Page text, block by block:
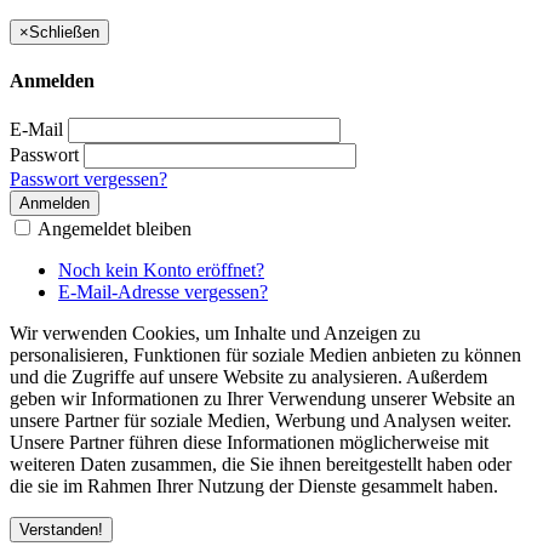
×Schließen
Anmelden
E-Mail
Passwort
Passwort vergessen?
Anmelden
Angemeldet bleiben
Noch kein Konto eröffnet?
E-Mail-Adresse vergessen?
Wir verwenden Cookies, um Inhalte und Anzeigen zu
personalisieren, Funktionen für soziale Medien anbieten zu können
und die Zugriffe auf unsere Website zu analysieren. Außerdem
geben wir Informationen zu Ihrer Verwendung unserer Website an
unsere Partner für soziale Medien, Werbung und Analysen weiter.
Unsere Partner führen diese Informationen möglicherweise mit
weiteren Daten zusammen, die Sie ihnen bereitgestellt haben oder
die sie im Rahmen Ihrer Nutzung der Dienste gesammelt haben.
Verstanden!